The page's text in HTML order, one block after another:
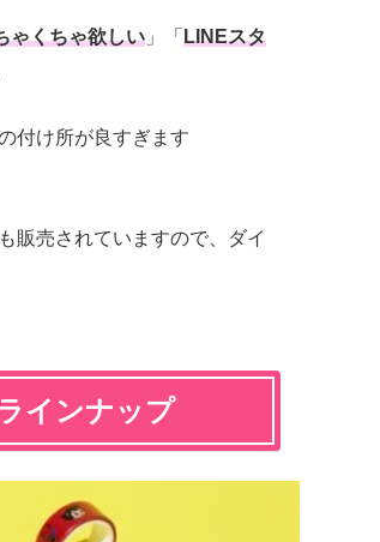
ゃくちゃ欲しい 」「 LINEスタ
付け所が良すぎます
販売されていますので、ダイ
インナップ